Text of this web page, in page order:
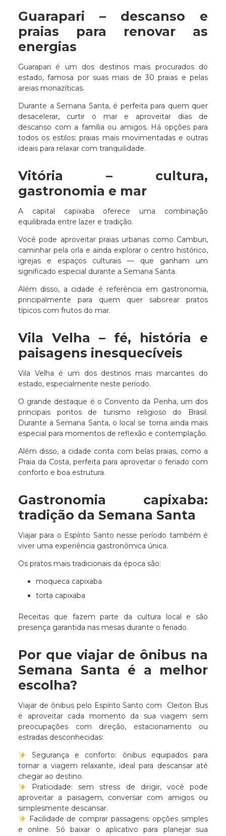
Guarapari – descanso e
praias para renovar as
energias
Guarapari é um dos destinos mais procurados do
estado, famosa por suas mais de 30 praias e pelas
areias monazíticas.
Durante a Semana Santa, é perfeita para quem quer
desacelerar, curtir o mar e aproveitar dias de
descanso com a família ou amigos. Há opções para
todos os estilos: praias mais movimentadas e outras
ideais para relaxar com tranquilidade.
Vitória – cultura,
gastronomia e mar
A capital capixaba oferece uma combinação
equilibrada entre lazer e tradição.
Você pode aproveitar praias urbanas como Camburi,
caminhar pela orla e ainda explorar o centro histórico,
igrejas e espaços culturais — que ganham um
significado especial durante a Semana Santa.
Além disso, a cidade é referência em gastronomia,
principalmente para quem quer saborear pratos
típicos com frutos do mar.
Vila Velha – fé, história e
paisagens inesquecíveis
Vila Velha é um dos destinos mais marcantes do
estado, especialmente neste período.
O grande destaque é o Convento da Penha, um dos
principais pontos de turismo religioso do Brasil.
Durante a Semana Santa, o local se torna ainda mais
especial para momentos de reflexão e contemplação.
Além disso, a cidade conta com belas praias, como a
Praia da Costa, perfeita para aproveitar o feriado com
conforto e boa estrutura.
Gastronomia capixaba:
tradição da Semana Santa
Viajar para o Espírito Santo nesse período também é
viver uma experiência gastronômica única.
Os pratos mais tradicionais da época são:
moqueca capixaba
torta capixaba
Receitas que fazem parte da cultura local e são
presença garantida nas mesas durante o feriado.
Por que viajar de ônibus na
Semana Santa é a melhor
escolha?
Viajar de ônibus pelo Espírito Santo com Cleiton Bus
é aproveitar cada momento da sua viagem sem
preocupações com direção, estacionamento ou
estradas desconhecidas:
Segurança e conforto: ônibus equipados para
tornar a viagem relaxante, ideal para descansar até
chegar ao destino.
Praticidade: sem stress de dirigir, você pode
aproveitar a paisagem, conversar com amigos ou
simplesmente descansar.
Facilidade de comprar passagens: opções simples
e online. Só baixar o aplicativo para planejar sua